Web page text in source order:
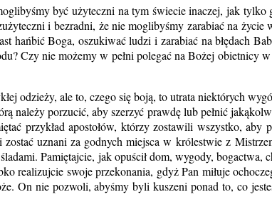
być użyteczni na tym świecie inaczej, jak tylko
i bezradni, że nie moglibyśmy zarabiać na
hańbić Boga, oszukiwać ludzi i zarabiać na błędach
Czy nie możemy w pełni polegać na Bożej obietnicy
odzieży, ale to, czego się boją, to utrata niektórych
należy porzucić, aby szerzyć prawdę lub pełnić
przykład apostołów, którzy zostawili wszystko,
uznani za godnych miejsca w królestwie z
Pamiętajcie, jak opuścił dom, wygody,
realizujcie swoje przekonania, gdyż Pan miłuje
On nie pozwoli, abyśmy byli kuszeni ponad to, co